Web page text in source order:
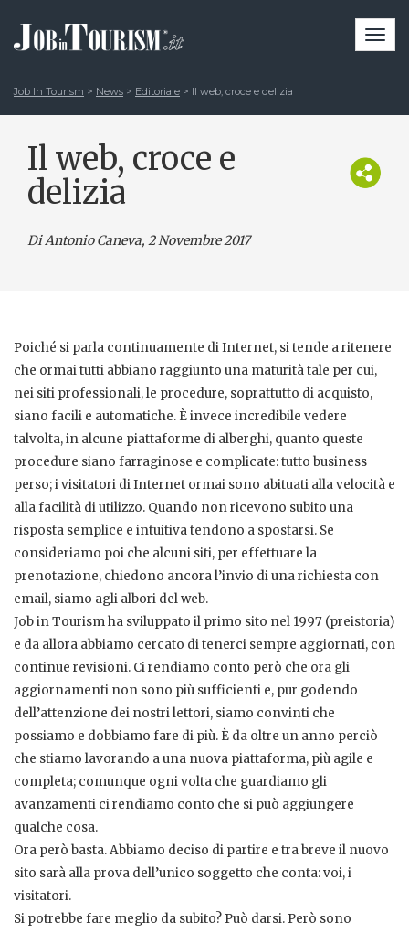
Job In Tourism > News > Editoriale > Il web, croce e delizia
Il web, croce e
delizia
Di Antonio Caneva, 2 Novembre 2017
Poiché si parla continuamente di Internet, si tende a ritenere
che ormai tutti abbiano raggiunto una maturità tale per cui,
nei siti professionali, le procedure, soprattutto di acquisto,
siano facili e automatiche. È invece incredibile vedere
talvolta, in alcune piattaforme di alberghi, quanto queste
procedure siano farraginose e complicate: tutto business
perso; i visitatori di Internet ormai sono abituati alla velocità e
alla facilità di utilizzo. Quando non ricevono subito una
risposta semplice e intuitiva tendono a spostarsi. Se
consideriamo poi che alcuni siti, per effettuare la
prenotazione, chiedono ancora l’invio di una richiesta con
email, siamo agli albori del web.
Job in Tourism ha sviluppato il primo sito nel 1997 (preistoria)
e da allora abbiamo cercato di tenerci sempre aggiornati, con
continue revisioni. Ci rendiamo conto però che ora gli
aggiornamenti non sono più sufficienti e, pur godendo
dell’attenzione dei nostri lettori, siamo convinti che
possiamo e dobbiamo fare di più. È da oltre un anno perciò
che stiamo lavorando a una nuova piattaforma, più agile e
completa; comunque ogni volta che guardiamo gli
avanzamenti ci rendiamo conto che si può aggiungere
qualche cosa.
Ora però basta. Abbiamo deciso di partire e tra breve il nuovo
sito sarà alla prova dell’unico soggetto che conta: voi, i
visitatori.
Si potrebbe fare meglio da subito? Può darsi. Però sono